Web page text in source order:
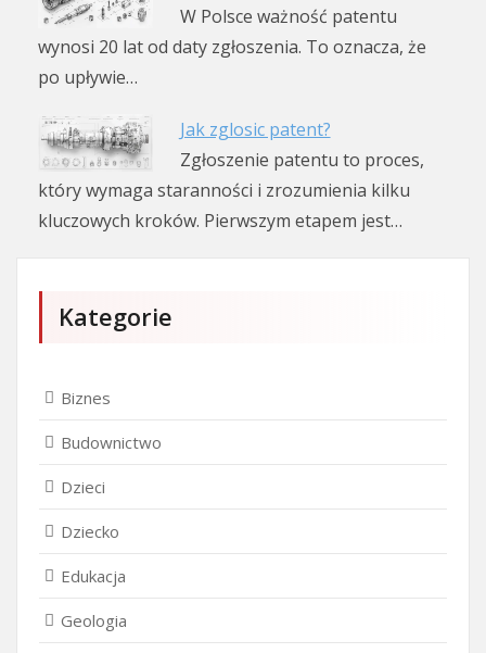
W Polsce ważność patentu
wynosi 20 lat od daty zgłoszenia. To oznacza, że
po upływie…
Jak zglosic patent?
Zgłoszenie patentu to proces,
który wymaga staranności i zrozumienia kilku
kluczowych kroków. Pierwszym etapem jest…
Kategorie
Biznes
Budownictwo
Dzieci
Dziecko
Edukacja
Geologia